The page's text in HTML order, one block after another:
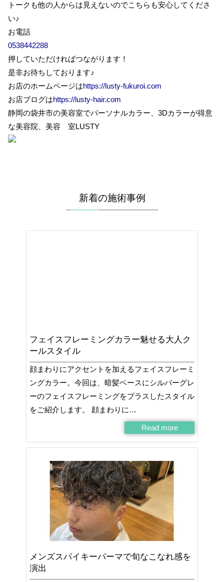
トークも他の人からは見えないのでこちらも安心してくださ
い♪
お電話
0538442288
押していただければつながります！
是非お待ちしております♪
お店のホームページはhttps://lusty-fukuroi.com
お店ブログはhttps://lusty-hair.com
静岡の袋井市の美容室でパーソナルカラー、3Dカラーが得意
な美容院、美容 室LUSTY
新着の施術事例
フェイスフレーミングカラー魅せる大人ク
ールスタイル
顔まわりにアクセントを加えるフェイスフレーミ
ングカラー。今回は、暗髪ベースにシルバーグレ
ーのフェイスフレーミングをプラスしたスタイル
をご紹介します。 顔まわりに…
Read more
メンズスパイキーパーマで旬なこなれ感を
演出